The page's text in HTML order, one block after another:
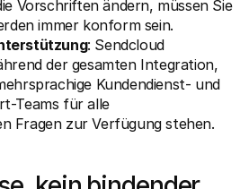
Vorschriften ändern, müssen Sie
immer konform sein.
: Sendcloud
der gesamten Integration,
Kundendienst- und
Teams für alle
Fragen zur Verfügung stehen.